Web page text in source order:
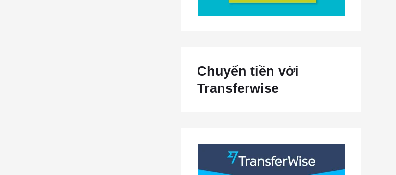
Chuyển tiền với
Transferwise